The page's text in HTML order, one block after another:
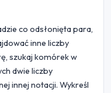
co odsłonięta para,
inne liczby
szukaj komórek w
dwie liczby
innej notacji. Wykreśl